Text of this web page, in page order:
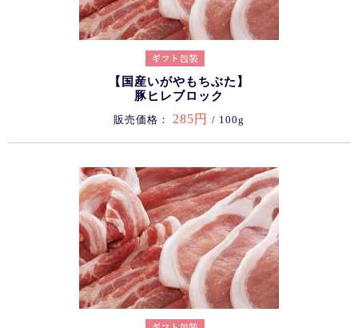
【国産いがやもちぶた】
豚ヒレブロック
販売価格： 285円 / 100g